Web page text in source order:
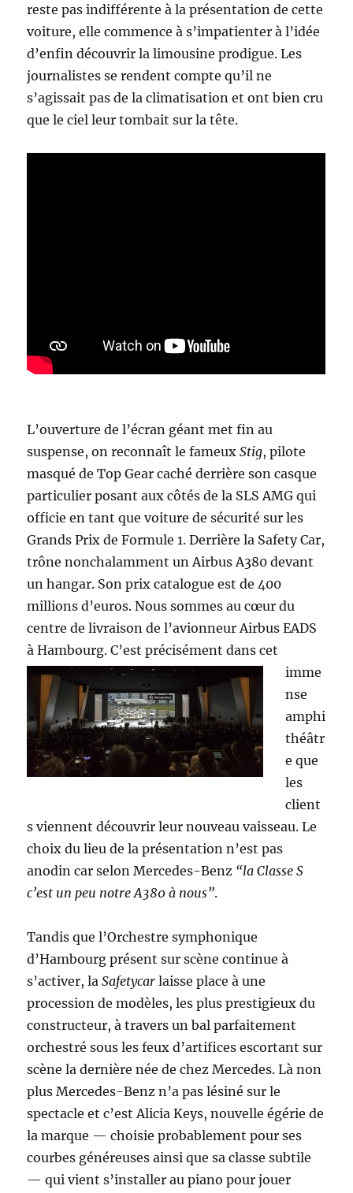
reste pas indifférente à la présentation de cette
voiture, elle commence à s’impatienter à l’idée
d’enfin découvrir la limousine prodigue. Les
journalistes se rendent compte qu’il ne
s’agissait pas de la climatisation et ont bien cru
que le ciel leur tombait sur la tête.
L’ouverture de l’écran géant met fin au
suspense, on reconnaît le fameuxStig, pilote
masqué de Top Gear caché derrière son casque
particulier posant aux côtés de la SLS AMG qui
officie en tant que voiture de sécurité sur les
Grands Prix de Formule 1. Derrière la Safety Car,
trône nonchalamment un Airbus A380 devant
un hangar. Son prix catalogue est de 400
millions d’euros. Nous sommes au cœur du
centre de livraison de l’avionneur Airbus EADS
à Hambourg.C’est précisément dans cet
imme
nse
amphi
théâtr
e que
les
client
s viennent découvrir leur nouveau vaisseau. Le
choix du lieu de la présentation n’est pas
anodin car selon Mercedes-Benz “la Classe S
c’est un peu notre A380 à nous”.
Tandis que l’Orchestre symphonique
d’Hambourg présent sur scène continue à
s’activer, laSafetycar laisse place à une
procession de modèles, les plus prestigieux du
constructeur, à travers un bal parfaitement
orchestré sous les feux d’artifices escortant sur
scène la dernière née de chez Mercedes. Là non
plus Mercedes-Benz n’a pas lésiné sur le
spectacle et c’est Alicia Keys, nouvelle égérie de
la marque — choisie probablement pour ses
courbes généreuses ainsi que sa classe subtile
— qui vient s’installer au piano pour jouer